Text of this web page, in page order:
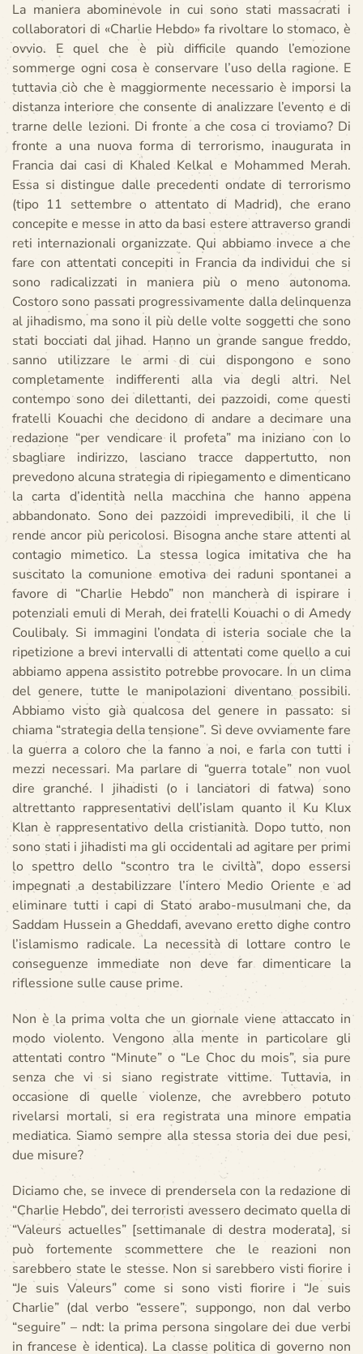
La maniera abominevole in cui sono stati massacrati i
collaboratori di «Charlie Hebdo» fa rivoltare lo stomaco, è
ovvio. E quel che è più difficile quando l’emozione
sommerge ogni cosa è conservare l’uso della ragione. E
tuttavia ciò che è maggiormente necessario è imporsi la
distanza interiore che consente di analizzare l’evento e di
trarne delle lezioni. Di fronte a che cosa ci troviamo? Di
fronte a una nuova forma di terrorismo, inaugurata in
Francia dai casi di Khaled Kelkal e Mohammed Merah.
Essa si distingue dalle precedenti ondate di terrorismo
(tipo 11 settembre o attentato di Madrid), che erano
concepite e messe in atto da basi estere attraverso grandi
reti internazionali organizzate. Qui abbiamo invece a che
fare con attentati concepiti in Francia da individui che si
sono radicalizzati in maniera più o meno autonoma.
Costoro sono passati progressivamente dalla delinquenza
al jihadismo, ma sono il più delle volte soggetti che sono
stati bocciati dal jihad. Hanno un grande sangue freddo,
sanno utilizzare le armi di cui dispongono e sono
completamente indifferenti alla via degli altri. Nel
contempo sono dei dilettanti, dei pazzoidi, come questi
fratelli Kouachi che decidono di andare a decimare una
redazione “per vendicare il profeta” ma iniziano con lo
sbagliare indirizzo, lasciano tracce dappertutto, non
prevedono alcuna strategia di ripiegamento e dimenticano
la carta d’identità nella macchina che hanno appena
abbandonato. Sono dei pazzoidi imprevedibili, il che li
rende ancor più pericolosi. Bisogna anche stare attenti al
contagio mimetico. La stessa logica imitativa che ha
suscitato la comunione emotiva dei raduni spontanei a
favore di “Charlie Hebdo” non mancherà di ispirare i
potenziali emuli di Merah, dei fratelli Kouachi o di Amedy
Coulibaly. Si immagini l’ondata di isteria sociale che la
ripetizione a brevi intervalli di attentati come quello a cui
abbiamo appena assistito potrebbe provocare. In un clima
del genere, tutte le manipolazioni diventano possibili.
Abbiamo visto già qualcosa del genere in passato: si
chiama “strategia della tensione”. Si deve ovviamente fare
la guerra a coloro che la fanno a noi, e farla con tutti i
mezzi necessari. Ma parlare di “guerra totale” non vuol
dire granché. I jihadisti (o i lanciatori di fatwa) sono
altrettanto rappresentativi dell’islam quanto il Ku Klux
Klan è rappresentativo della cristianità. Dopo tutto, non
sono stati i jihadisti ma gli occidentali ad agitare per primi
lo spettro dello “scontro tra le civiltà”, dopo essersi
impegnati a destabilizzare l’intero Medio Oriente e ad
eliminare tutti i capi di Stato arabo-musulmani che, da
Saddam Hussein a Gheddafi, avevano eretto dighe contro
l’islamismo radicale. La necessità di lottare contro le
conseguenze immediate non deve far dimenticare la
riflessione sulle cause prime.
Non è la prima volta che un giornale viene attaccato in
modo violento. Vengono alla mente in particolare gli
attentati contro “Minute” o “Le Choc du mois”, sia pure
senza che vi si siano registrate vittime. Tuttavia, in
occasione di quelle violenze, che avrebbero potuto
rivelarsi mortali, si era registrata una minore empatia
mediatica. Siamo sempre alla stessa storia dei due pesi,
due misure?
Diciamo che, se invece di prendersela con la redazione di
“Charlie Hebdo”, dei terroristi avessero decimato quella di
“Valeurs actuelles” [settimanale di destra moderata], si
può fortemente scommettere che le reazioni non
sarebbero state le stesse. Non si sarebbero visti fiorire i
“Je suis Valeurs” come si sono visti fiorire i “Je suis
Charlie” (dal verbo “essere”, suppongo, non dal verbo
“seguire” – ndt: la prima persona singolare dei due verbi
in francese è identica). La classe politica di governo non